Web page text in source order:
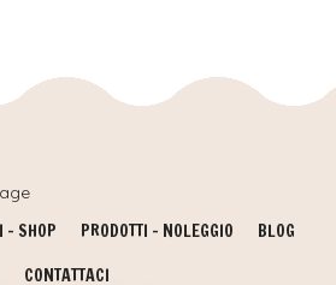
- SHOP PRODOTTI - NOLEGGIO
BLOG
CONTATTACI